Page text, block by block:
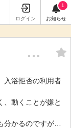
ログイン
1
お知らせ
…
入浴拒否の利用者
、動くことが嫌と
分かるのですが…